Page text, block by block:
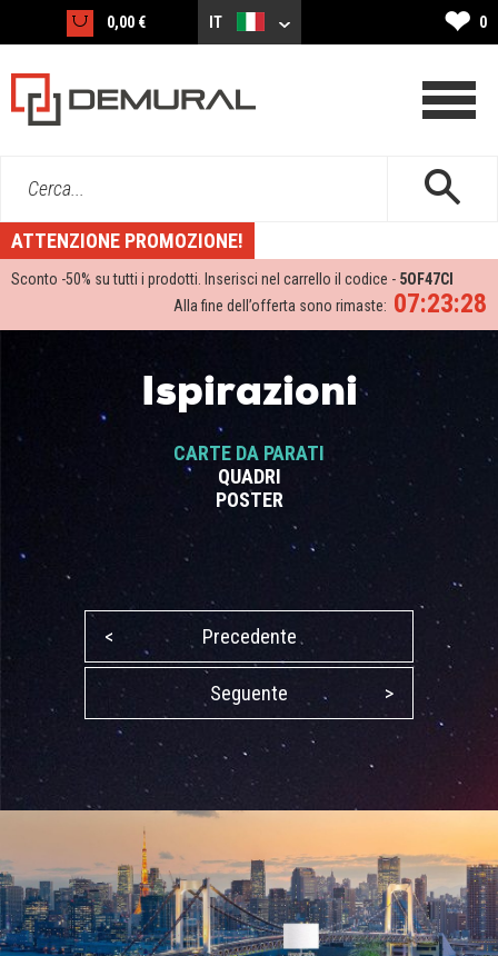
0,00 € IT ❤ 0
Cerca...
ATTENZIONE PROMOZIONE!
Sconto -50% su tutti i prodotti. Inserisci nel carrello il codice - 5OF47CI
07:23:27
Alla fine dell’offerta sono rimaste:
Ispirazioni
CARTE DA PARATI
QUADRI
POSTER
< Precedente
Seguente >